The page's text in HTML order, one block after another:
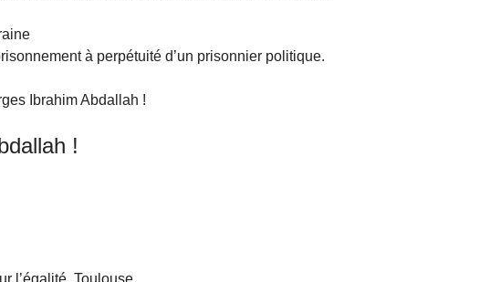
à perpétuité d’un prisonnier politique.
Ibrahim Abdallah !
!